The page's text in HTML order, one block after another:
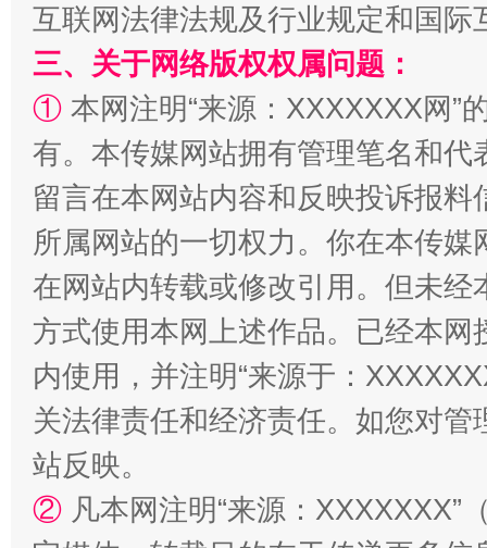
全民健身五年计划来了！等你上场
阿坝州三大球赛在茂县开幕 规模
互联网法律法规及行业规定和国
三、关于网络版权权属问题：
① 本网注明“来源：XXXXXXX网”
有。本传媒网站拥有管理笔名和
留言在本网站内容和反映投诉报
所属网站的一切权力。你在本传
在网站内转载或修改引用。但未
方式使用本网上述作品。已经本
内使用，并注明“来源于：
关法律责任和经济责任。如您对
站反映。
② 凡本网注明“来源：